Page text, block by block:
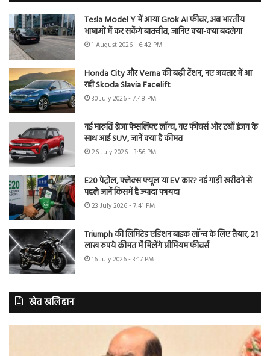
Tesla Model Y में आया Grok AI फीचर, अब भारतीय
भाषाओं में कर सकेंगे बातचीत, जानिए क्या-क्या बदलेगा
1 August 2026 - 6:42 PM
Honda City और Verna की बढ़ी टेंशन, नए अवतार में आ
रही Skoda Slavia Facelift
30 July 2026 - 7:48 PM
नई मारुति ब्रेजा फेसलिफ्ट लॉन्च, नए फीचर्स और टर्बो इंजन के
साथ आई SUV, जानें क्या है कीमत
26 July 2026 - 3:56 PM
E20 पेट्रोल, फ्लेक्स फ्यूल या EV कार? नई गाड़ी खरीदने से
पहले जानें किसमें है ज्यादा फायदा
23 July 2026 - 7:41 PM
Triumph की लिमिटेड एडिशन बाइक लॉन्च के लिए तैयार, 21
लाख रुपये कीमत में मिलेंगे प्रीमियम फीचर्स
16 July 2026 - 3:17 PM
खेत खलिहान